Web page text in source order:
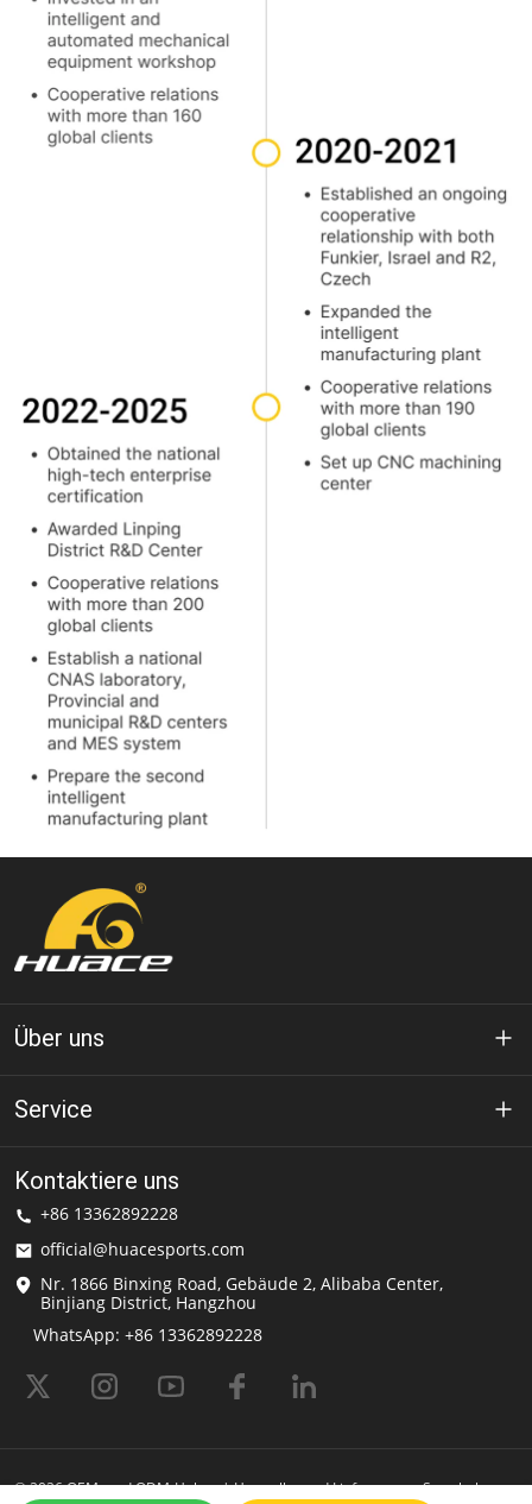
Über uns
Über Huace
Lösung
Service
Datenschutz-Bestimmungen
Nutzungsbedingungen
Versand-Service
Häufig gestellte Fragen
Kontaktiere uns
+86 13362892228
official@huacesports.com
Nr. 1866 Binxing Road, Gebäude 2, Alibaba Center,
Binjiang District, Hangzhou
WhatsApp: +86 13362892228
© 2026 OEM- und ODM-Helme | Hersteller und Lieferant von Sporthelmen